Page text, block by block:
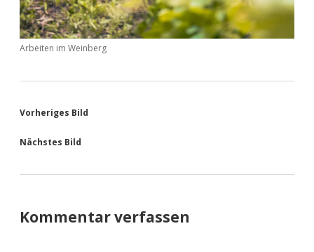
Arbeiten im Weinberg
Vorheriges Bild
Nächstes Bild
Kommentar verfassen